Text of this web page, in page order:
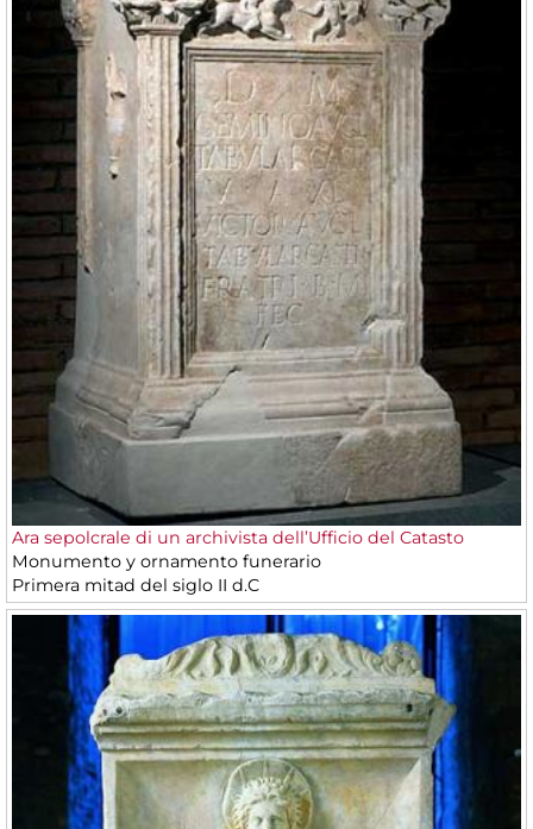
Ara sepolcrale di un archivista dell’Ufficio del Catasto
Monumento y ornamento funerario
Primera mitad del siglo II d.C